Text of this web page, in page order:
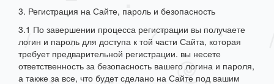
3. Регистрация на Сайте, пароль и безопасность
3.1 По завершении процесса регистрации вы получаете
логин и пароль для доступа к той части Сайта, которая
требует предварительной регистрации. вы несете
ответственность за безопасность вашего логина и пароля,
а также за все, что будет сделано на Сайте под вашим